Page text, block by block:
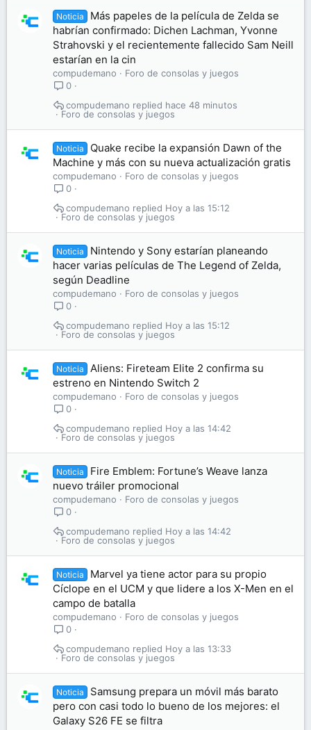
Noticia
Más papeles de la película de Zelda se
habrían confirmado: Dichen Lachman, Yvonne
Strahovski y el recientemente fallecido Sam Neill
estarían en la cin
compudemano
Foro de consolas y juegos
0
Foro de consolas y juegos
hace 48 minutos
compudemano
Noticia
Quake recibe la expansión Dawn of the
Machine y más con su nueva actualización gratis
compudemano
Foro de consolas y juegos
0
Foro de consolas y juegos
Hoy a las 15:12
compudemano
Noticia
Nintendo y Sony estarían planeando
hacer varias películas de The Legend of Zelda,
según Deadline
compudemano
Foro de consolas y juegos
0
Foro de consolas y juegos
Hoy a las 15:12
compudemano
Noticia
Aliens: Fireteam Elite 2 confirma su
estreno en Nintendo Switch 2
compudemano
Foro de consolas y juegos
0
Foro de consolas y juegos
Hoy a las 14:42
compudemano
Noticia
Fire Emblem: Fortune’s Weave lanza
nuevo tráiler promocional
compudemano
Foro de consolas y juegos
0
Foro de consolas y juegos
Hoy a las 14:42
compudemano
Noticia
Marvel ya tiene actor para su propio
Cíclope en el UCM y que lidere a los X-Men en el
campo de batalla
compudemano
Foro de consolas y juegos
0
Foro de consolas y juegos
Hoy a las 13:33
compudemano
Noticia
Samsung prepara un móvil más barato
pero con casi todo lo bueno de los mejores: el
Galaxy S26 FE se filtra